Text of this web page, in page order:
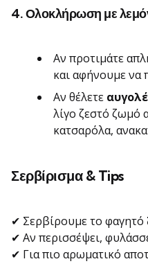
4. Ολοκλήρωση με
Αν προτιμάτε
και αφήνουμε να
Αν θέλετε
λίγο ζεστό ζωμό
κατσαρόλα,
Σερβίρισμα & Tips
✔ Σερβίρουμε το φαγητό
✔ Αν περισσέψει,
✔ Για πιο αρωματικό